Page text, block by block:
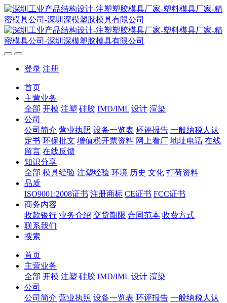
登录 注册
首页
主营业务
全部 开模 注塑 硅胶 IMD/IML 设计 渲染
公司
公司简介 营业执照 设备一览表 环评报告 一般纳税人认
定书 环保批文 增值税开票资料 网上看厂 地址电话 在线
留言 在线反馈
知识分享
全部 模具经验 注塑经验 环境 历史 文化 打荷资料
品质
ISO9001:2008证书 注册商标 CE证书 FCC证书
商务内容
收款银行 业务介绍 交货期限 合同范本 收费方式
联系我们
搜索
首页
主营业务
全部 开模 注塑 硅胶 IMD/IML 设计 渲染
公司
公司简介 营业执照 设备一览表 环评报告 一般纳税人认